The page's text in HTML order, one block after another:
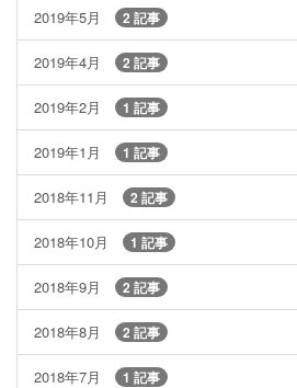
2019年5月 2 記事
2019年4月 2 記事
2019年2月 1 記事
2019年1月 1 記事
2018年11月 2 記事
2018年10月 1 記事
2018年9月 2 記事
2018年8月 2 記事
2018年7月 1 記事